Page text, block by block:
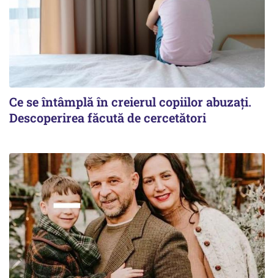
Ce se întâmplă în creierul copiilor abuzați.
Descoperirea făcută de cercetători